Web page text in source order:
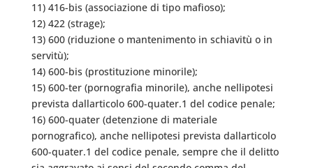
11) 416-bis (associazione di tipo mafioso);
12) 422 (strage);
13) 600 (riduzione o mantenimento in schiavitù o in
servitù);
14) 600-bis (prostituzione minorile);
15) 600-ter (pornografia minorile), anche nellipotesi
prevista dallarticolo 600-quater.1 del codice penale;
16) 600-quater (detenzione di materiale
pornografico), anche nellipotesi prevista dallarticolo
600-quater.1 del codice penale, sempre che il delitto